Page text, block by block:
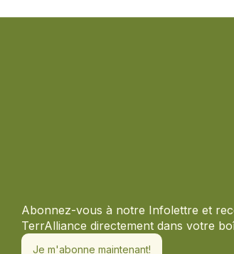
Abonnez-vous à notre Infolettre et
TerrAlliance directement dans votre
Je m'abonne maintenant!